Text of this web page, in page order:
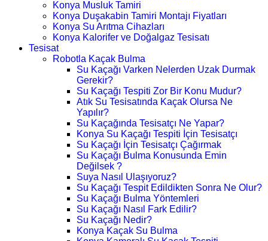
Konya Musluk Tamiri
Konya Duşakabin Tamiri Montajı Fiyatları
Konya Su Arıtma Cihazları
Konya Kalorifer ve Doğalgaz Tesisatı
Tesisat
Robotla Kaçak Bulma
Su Kaçağı Varken Nelerden Uzak Durmak
Gerekir?
Su Kaçağı Tespiti Zor Bir Konu Mudur?
Atık Su Tesisatında Kaçak Olursa Ne
Yapılır?
Su Kaçağında Tesisatçı Ne Yapar?
Konya Su Kaçağı Tespiti İçin Tesisatçı
Su Kaçağı İçin Tesisatçı Çağırmak
Su Kaçağı Bulma Konusunda Emin
Değilsek ?
Suya Nasıl Ulaşıyoruz?
Su Kaçağı Tespit Edildikten Sonra Ne Olur?
Su Kaçağı Bulma Yöntemleri
Su Kaçağı Nasıl Fark Edilir?
Su Kaçağı Nedir?
Konya Kaçak Su Bulma